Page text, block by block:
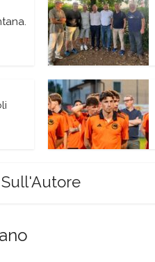
Sull'Autore